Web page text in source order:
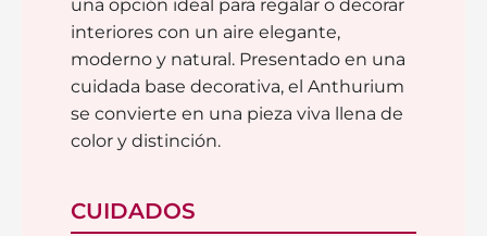
una opción ideal para regalar o decorar
interiores con un aire elegante,
moderno y natural. Presentado en una
cuidada base decorativa, el Anthurium
se convierte en una pieza viva llena de
color y distinción.
CUIDADOS